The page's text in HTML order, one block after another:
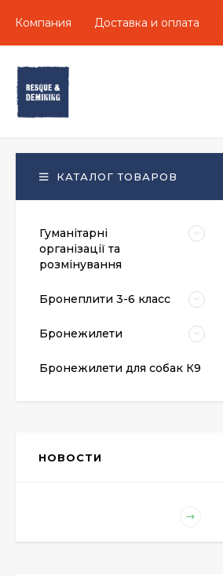
Компания Доставка и оплата
КАТАЛОГ ТОВАРОВ
Гуманітарні
організації та
розмінування
Бронеплити 3-6 класс
Бронежилети
Бронежилети для собак К9
НОВОСТИ